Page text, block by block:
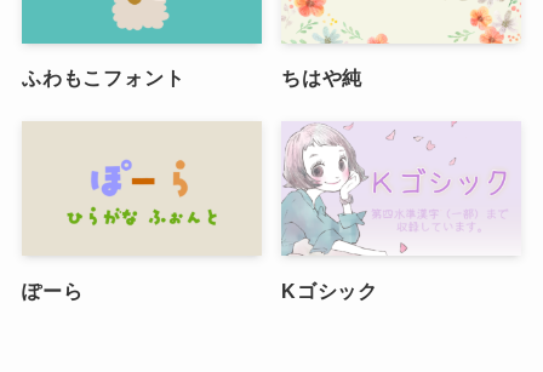
ふわもこフォント ちはや純
ぽーら Kゴシック